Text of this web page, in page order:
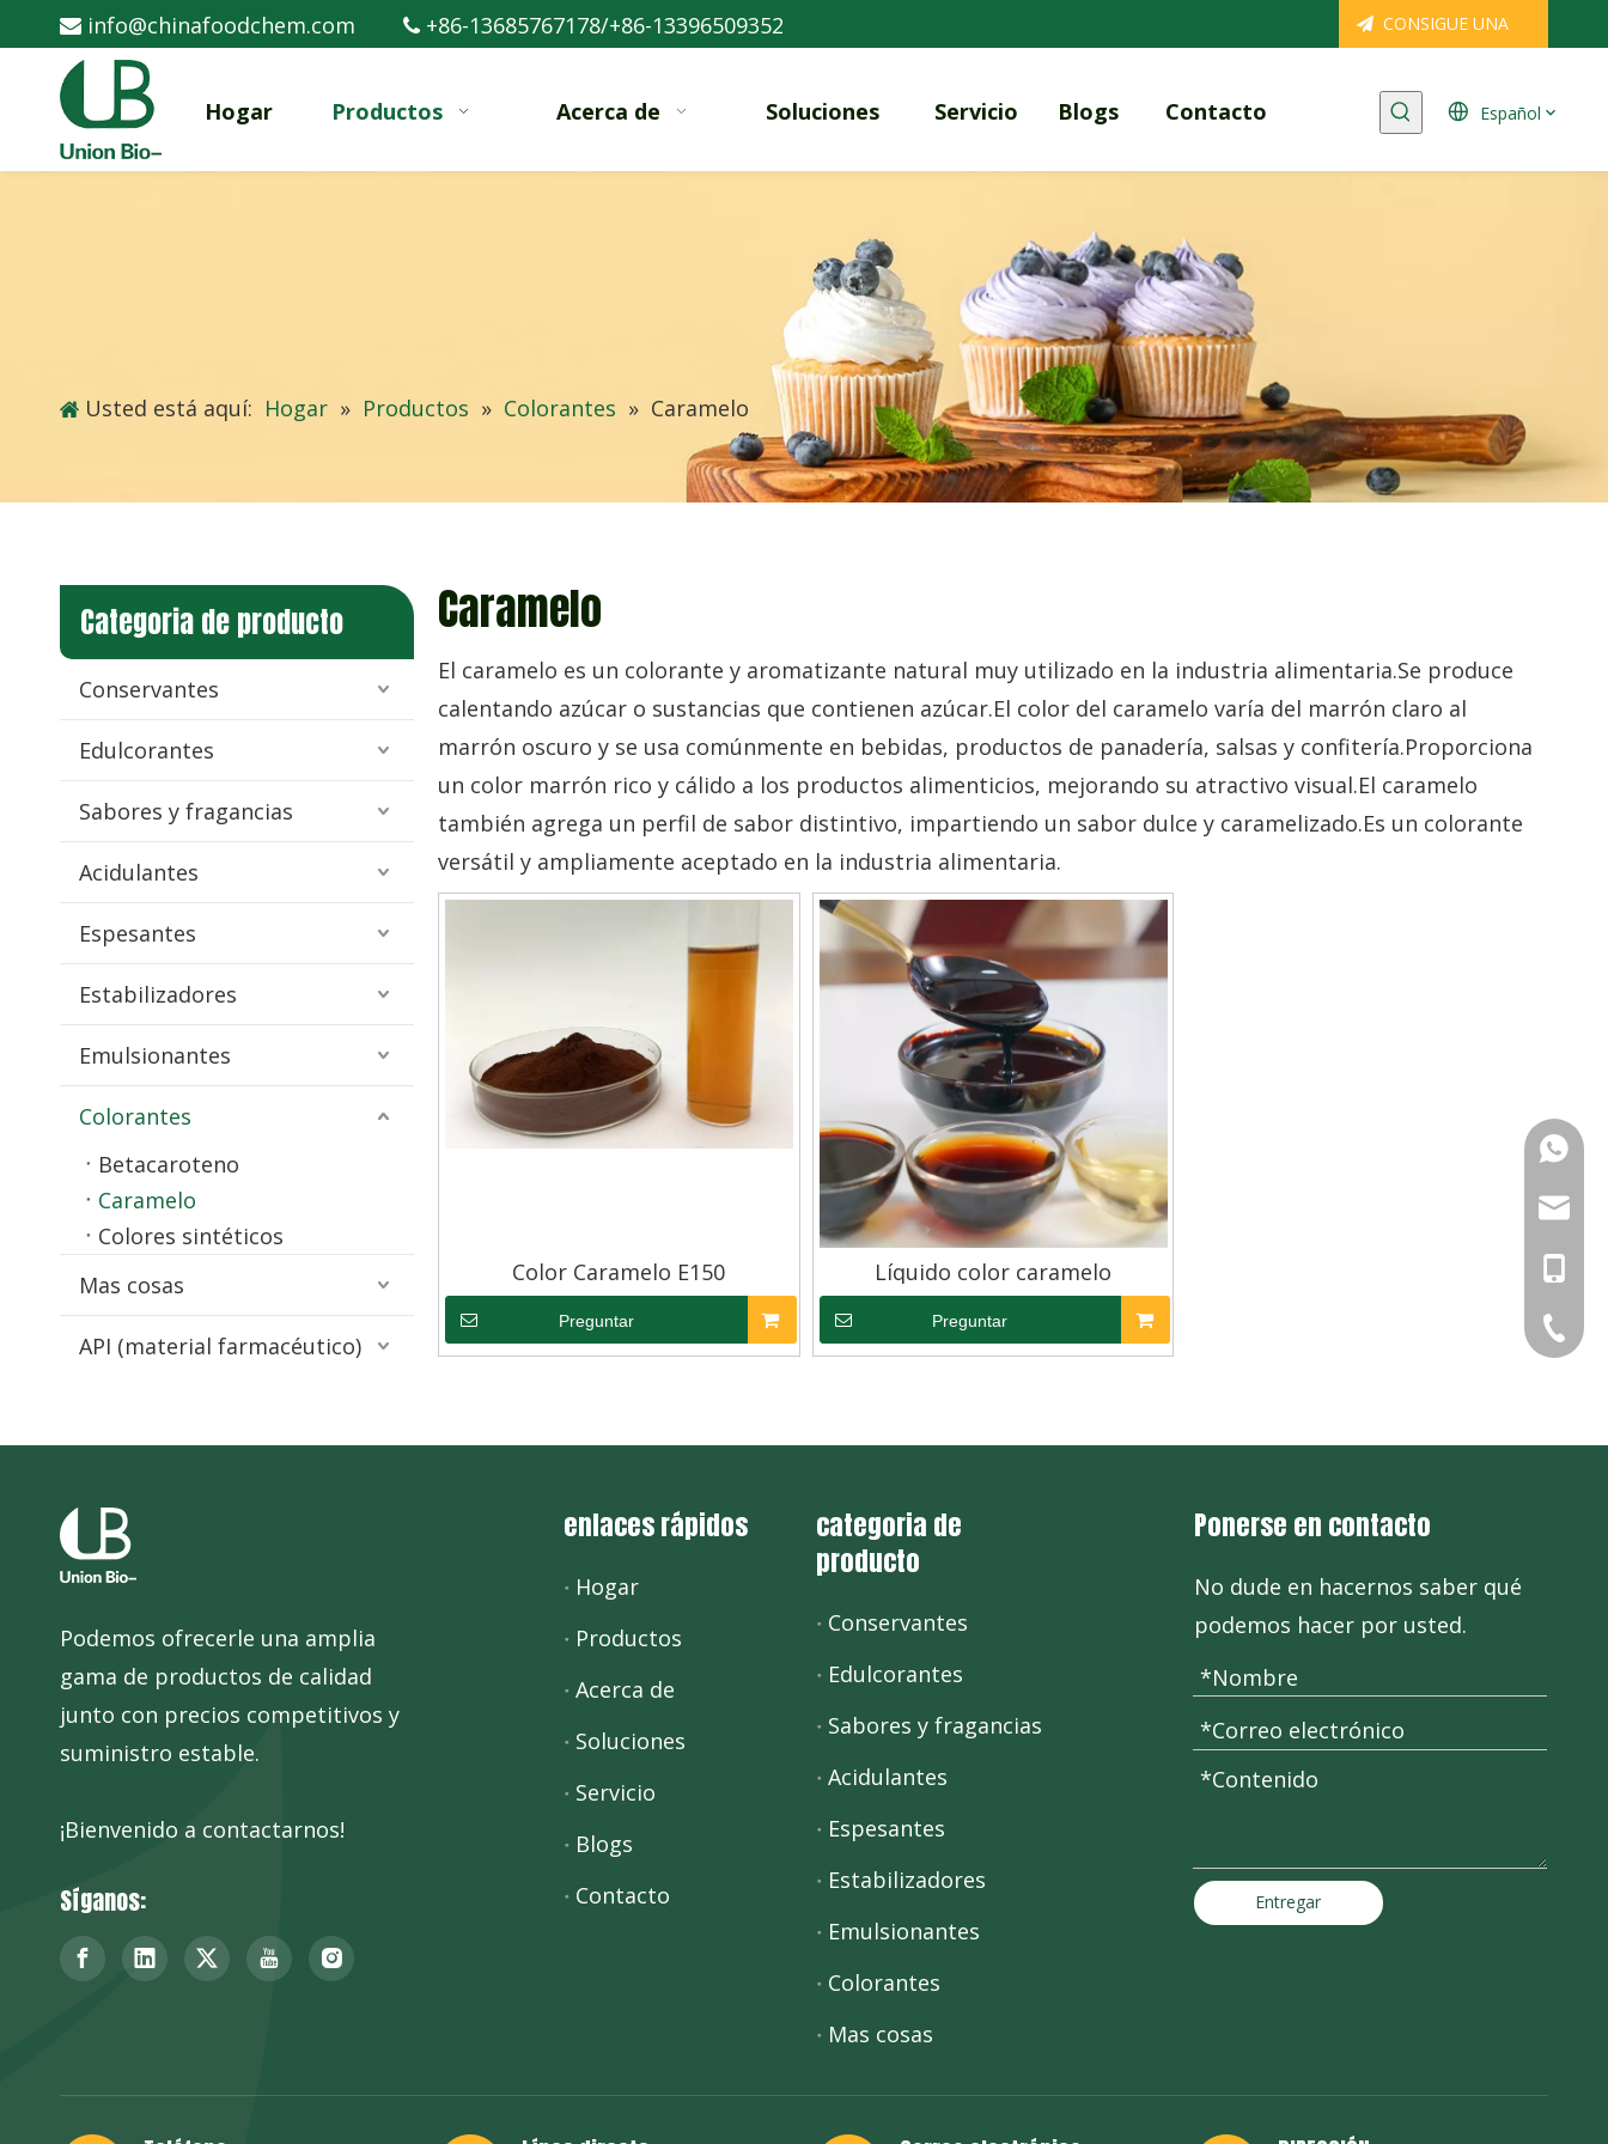
 info@chinafoodchem.com  +86-13685767178/+86-13396509352 CONSIGUE UNA
Hogar Productos Acerca de Soluciones Servicio Blogs Contacto Español
Usted está aquí: Hogar » Productos » Colorantes » Caramelo
Categoria de producto
Conservantes
Edulcorantes
Sabores y fragancias
Acidulantes
Espesantes
Estabilizadores
Emulsionantes
Colorantes
Betacaroteno
Caramelo
Colores sintéticos
Mas cosas
API (material farmacéutico)
Caramelo
El caramelo es un colorante y aromatizante natural muy utilizado en la industria alimentaria.Se produce
calentando azúcar o sustancias que contienen azúcar.El color del caramelo varía del marrón claro al
marrón oscuro y se usa comúnmente en bebidas, productos de panadería, salsas y confitería.Proporciona
un color marrón rico y cálido a los productos alimenticios, mejorando su atractivo visual.El caramelo
también agrega un perfil de sabor distintivo, impartiendo un sabor dulce y caramelizado.Es un colorante
versátil y ampliamente aceptado en la industria alimentaria.
Color Caramelo E150
Preguntar
Líquido color caramelo
Preguntar
Podemos ofrecerle una amplia
gama de productos de calidad
junto con precios competitivos y
suministro estable.
¡Bienvenido a contactarnos!
Síganos:
enlaces rápidos
Hogar
Productos
Acerca de
Soluciones
Servicio
Blogs
Contacto
categoria de
producto
Conservantes
Edulcorantes
Sabores y fragancias
Acidulantes
Espesantes
Estabilizadores
Emulsionantes
Colorantes
Mas cosas
+86-
+86-
+86-
+86-
Ponerse en contacto
No dude en hacernos saber qué
podemos hacer por usted.
Entregar